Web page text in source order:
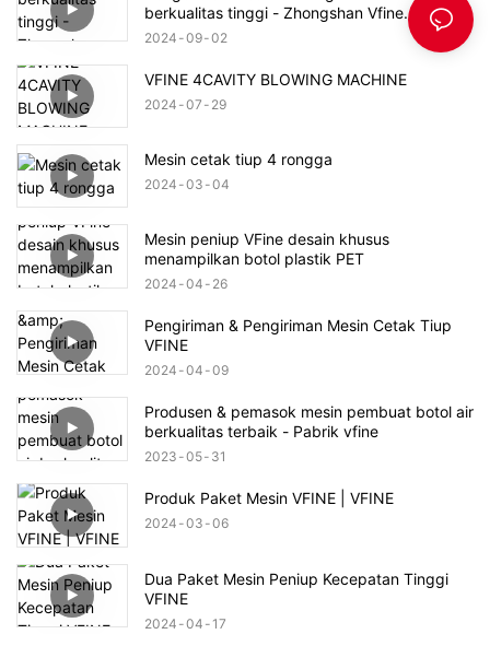
berkualitas tinggi - Zhongshan Vfine
Machinery Co., Ltd
2024 09 02
VFINE 4CAVITY BLOWING MACHINE
2024 07 29
Mesin cetak tiup 4 rongga
2024 03 04
Mesin peniup VFine desain khusus
menampilkan botol plastik PET
2024 04 26
Pengiriman & Pengiriman Mesin Cetak Tiup
VFINE
2024 04 09
Produsen & pemasok mesin pembuat botol air
berkualitas terbaik - Pabrik vfine
2023 05 31
Produk Paket Mesin VFINE | VFINE
2024 03 06
Dua Paket Mesin Peniup Kecepatan Tinggi
VFINE
2024 04 17